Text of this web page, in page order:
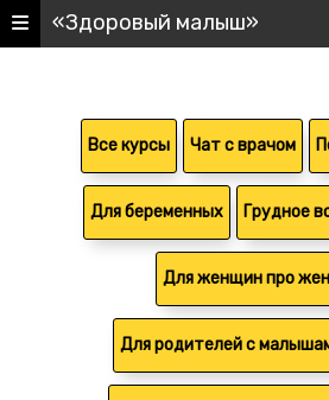
«Здоровый малыш»
Все курсы Чат с врачом
Для беременных Грудное
Для женщин про
Для родителей с